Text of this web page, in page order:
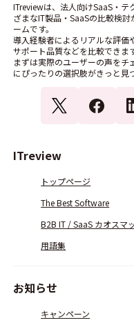
ITreviewは、法人向けSaaS・
ざまなIT製品・SaaSの比較検
ームです。
導入経験者によるリアルな評価
サポート品質などを比較できます
まずは実際のユーザーの声を
にぴったりの選択肢がきっと見
ITreview
トップページ
The Best Software
B2B IT / SaaS カオスマ
用語集
お知らせ
キャンペーン